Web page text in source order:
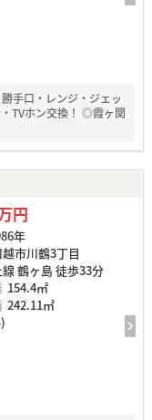
手口・レンジ・ジェッ
TVホン交換！ ◎霞ヶ関
円
年
市川鶴3丁目
鶴ヶ島 徒歩33分
154.4㎡
242.11㎡